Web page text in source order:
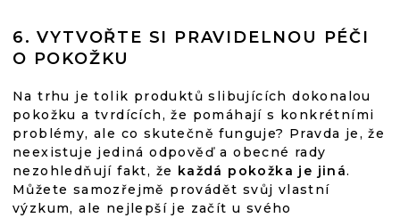
6. VYTVOŘTE SI PRAVIDELNOU PÉČI
O POKOŽKU
Na trhu je tolik produktů slibujících dokonalou
pokožku a tvrdících, že pomáhají s konkrétními
problémy, ale co skutečně funguje? Pravda je, že
neexistuje jediná odpověď a obecné rady
nezohledňují fakt, že každá pokožka je jiná.
Můžete samozřejmě provádět svůj vlastní
výzkum, ale nejlepší je začít u svého